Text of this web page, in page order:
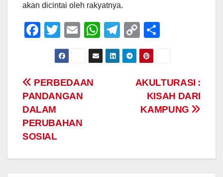
akan dicintai oleh rakyatnya.
F
e
b
o
o
k
T
wi
tt
er
E
m
ail
W
h
at
T
el
e
C
o
p
y
Li
n
e
Post
navigation
AKULTURASI :
KISAH DARI
KAMPUNG
PERBEDAAN
PANDANGAN
DALAM
PERUBAHAN
SOSIAL